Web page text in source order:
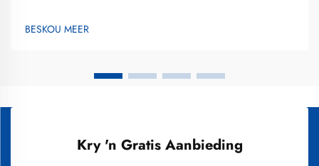
glimlag met die soek na die beste tandebleik-tandpasta wat 'n
balans bied tussen effektiewe bleiking en tandbeskerming...
BESKOU MEER
Kry 'n Gratis Aanbieding